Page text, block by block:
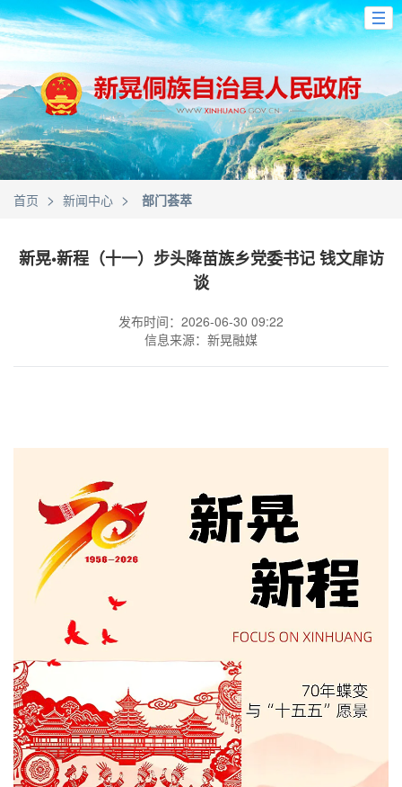
首页 > 新闻中心 > 部门荟萃
新晃•新程（十一）步头降苗族乡党委书记 钱文扉访
谈
发布时间：2026-06-30 09:22
信息来源：新晃融媒